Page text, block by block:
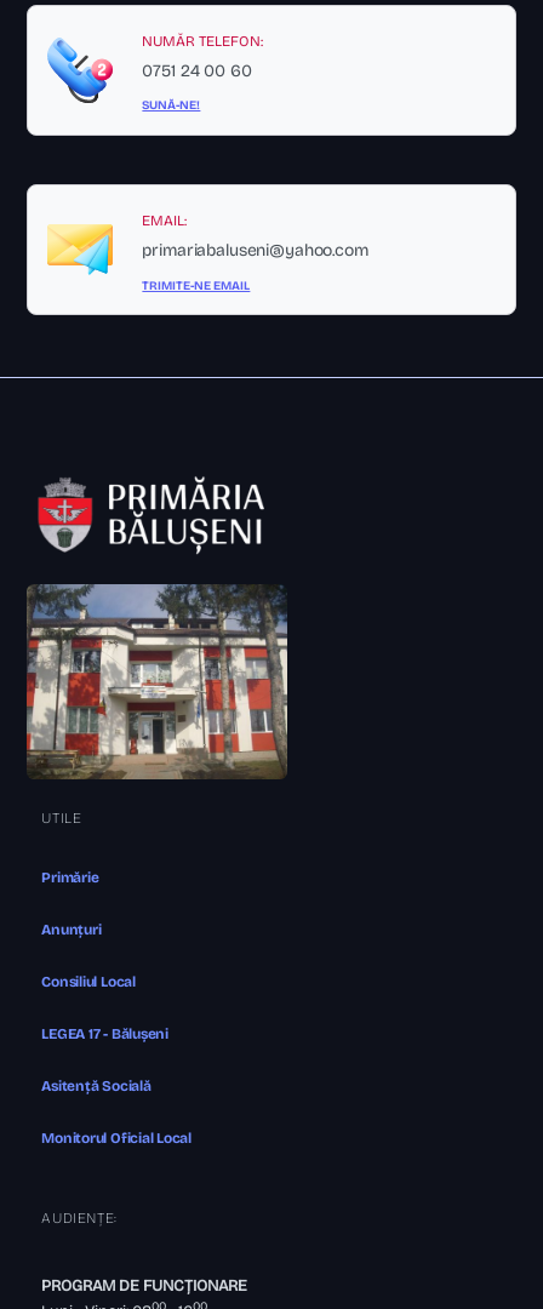
NUMĂR TELEFON:
0751 24 00 60
SUNĂ-NE!
EMAIL:
primariabaluseni@yahoo.com
TRIMITE-NE EMAIL
UTILE
Primărie
Anunțuri
Consiliul Local
LEGEA 17 - Bălușeni
Asitență Socială
Monitorul Oficial Local
AUDIENȚE:
PROGRAM DE FUNCȚIONARE